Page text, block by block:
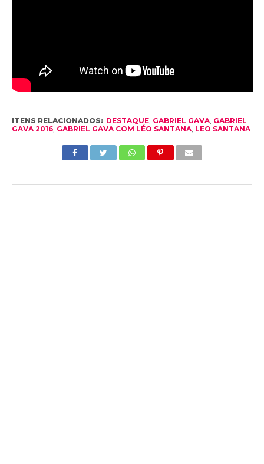
ITENS RELACIONADOS: DESTAQUE, GABRIEL GAVA, GABRIEL
GAVA 2016, GABRIEL GAVA COM LÉO SANTANA, LEO SANTANA